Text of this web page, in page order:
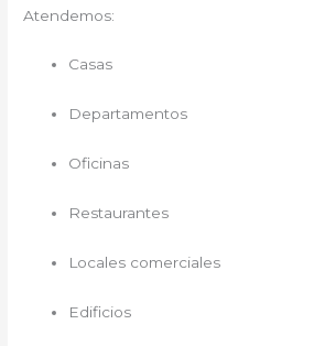
Atendemos:
Casas
Departamentos
Oficinas
Restaurantes
Locales comerciales
Edificios